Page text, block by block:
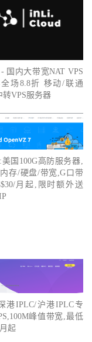
国内大带宽NAT VPS
场8.8折 移动/联通
转VPS服务器
美国100G高防服务器,
存/硬盘/带宽,G口带
月起,限时额外送
港IPLC/沪港IPLC专
峰值带宽,最低
起